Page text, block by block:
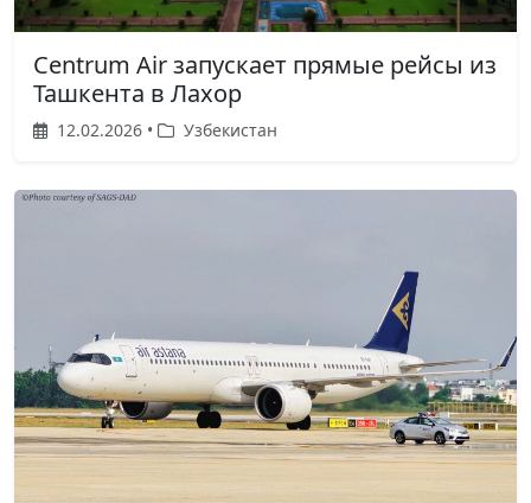
Centrum Air запускает прямые рейсы из
Ташкента в Лахор
12.02.2026 • Узбекистан